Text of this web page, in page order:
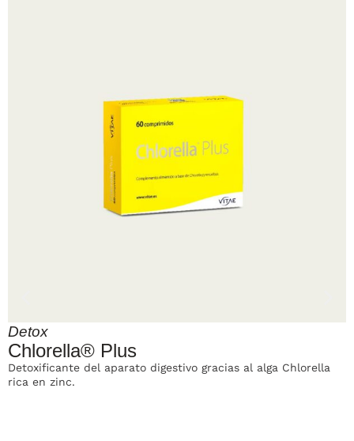
Detox
Chlorella® Plus
Detoxificante del aparato digestivo gracias al alga Chlorella
rica en zinc.